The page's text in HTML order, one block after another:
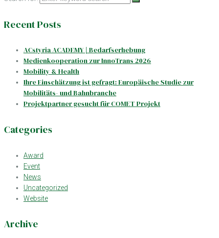
Recent Posts
ACstyria ACADEMY | Bedarfserhebung
Medienkooperation zur InnoTrans 2026
Mobility & Health
Ihre Einschätzung ist gefragt: Europäische Studie zur
Mobilitäts- und Bahnbranche
Projektpartner gesucht für COMET Projekt
Categories
Award
Event
News
Uncategorized
Website
Archive